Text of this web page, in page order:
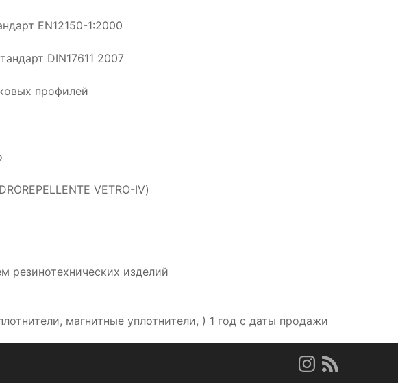
EN12150-1:2000
DIN17611 2007
профилей
VETRO-IV)
резинотехнических изделий
магнитные уплотнители, ) 1 год с даты продажи